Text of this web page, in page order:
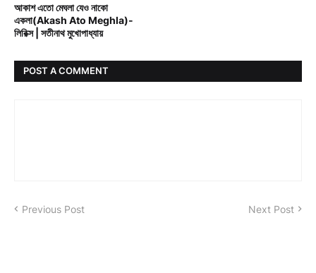
আকাশ এতো মেঘলা যেও নাকো
একলা(Akash Ato Meghla)-
লিরিক্স | সতীনাথ মুখোপাধ্যায়
POST A COMMENT
Previous Post Next Post